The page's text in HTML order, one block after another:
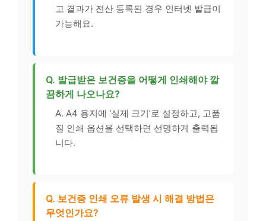
고 결과가 전산 등록된 경우 인터넷 발급이
가능해요.
Q. 발급받은 보건증을 어떻게 인쇄해야 깔
끔하게 나오나요?
A. A4 용지에 ‘실제 크기’로 설정하고, 고품
질 인쇄 옵션을 선택하면 선명하게 출력됩
니다.
Q. 보건증 인쇄 오류 발생 시 해결 방법은
무엇인가요?